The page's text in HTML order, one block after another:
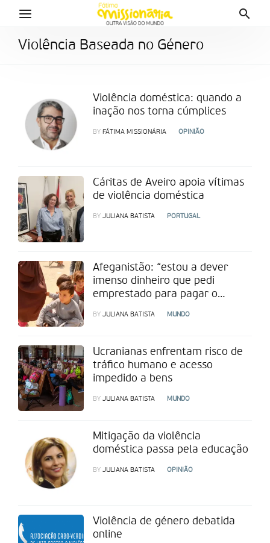
Violência Baseada no Género
Violência doméstica: quando a
inação nos torna cúmplices
BY FÁTIMA MISSIONÁRIA OPINIÃO
Cáritas de Aveiro apoia vítimas
de violência doméstica
BYJULIANA BATISTA PORTUGAL
Afeganistão: “estou a dever
imenso dinheiro que pedi
emprestado para pagar o
BYJULIANA BATISTA MUNDO
Ucranianas enfrentam risco de
tráfico humano e acesso
impedido a bens
BYJULIANA BATISTA MUNDO
Mitigação da violência
doméstica passa pela educação
BYJULIANA BATISTA OPINIÃO
Violência de género debatida
online